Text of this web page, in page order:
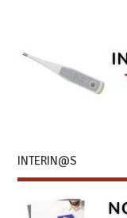
INTERIN@S